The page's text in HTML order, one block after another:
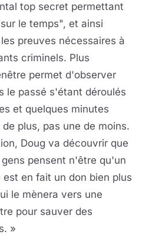
top secret permettant
le temps", et ainsi
preuves nécessaires à
criminels. Plus
permet d'observer
le passé s'étant déroulés
et quelques minutes
plus, pas une de moins.
Doug va découvrir que
pensent n'être qu'un
en fait un don bien plus
le mènera vers une
pour sauver des
»